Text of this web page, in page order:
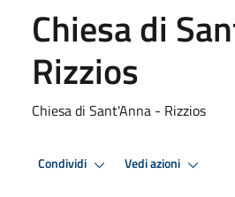
Chiesa di
Rizzios
Chiesa di Sant'Anna - Rizzios
Condividi Vedi azioni